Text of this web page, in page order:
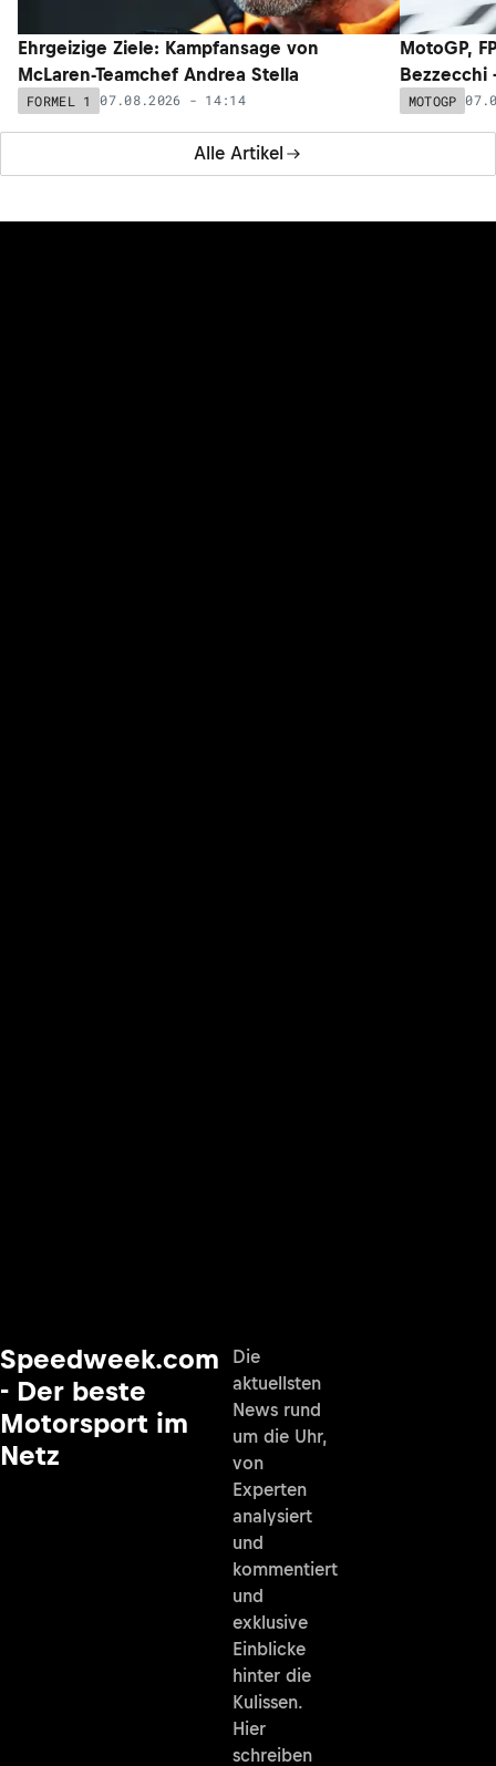
Alle Artikel
Ehrgeizige Ziele: Kampfansage von
McLaren-Teamchef Andrea Stella
FORMEL 1 07.08.2026 - 14:14
MotoGP,
Bezzecchi
MOTOGP
Speedweek.com
- Der beste
Motorsport im
Netz
Die
aktuellsten
News rund
um die Uhr,
von
Experten
analysiert
und
kommentiert
und
exklusive
Einblicke
hinter die
Kulissen.
Hier
schreiben